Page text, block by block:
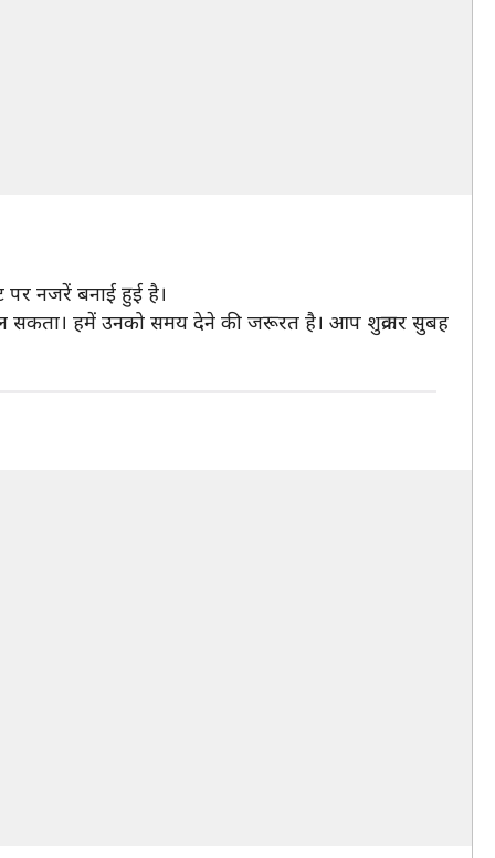
पर नजरें बनाई हुई है।
सकता। हमें उनको समय देने की जरूरत है। आप शुक्रवार सुबह